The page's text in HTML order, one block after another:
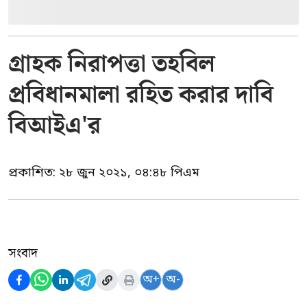
গ্রাহক নিরাপত্তা তহবিল
প্রবিধানমালা রহিত করার দাবি
বিআইএ'র
প্রকাশিত: ২৮ জুন ২০২১, ০৪:৪৮ পিএম
সংবাদ
অ+ অ-